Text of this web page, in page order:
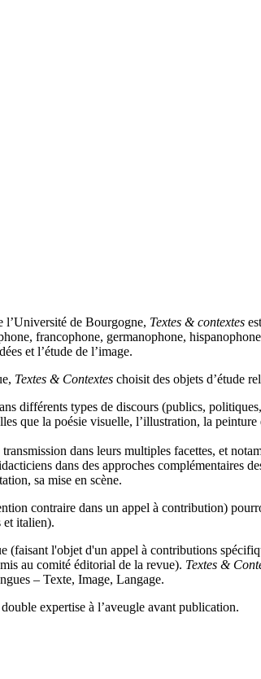
l’Université de Bourgogne, Textes & contextes
francophone, germanophone,
et l’étude de l’image.
Textes & Contextes choisit des objets d’étude
différents types de discours (publics,
que la poésie visuelle, l’illustration, la
dans leurs multiples facettes, et
dans des approches complémentaires
sa mise en scène.
contraire dans un appel à contribution)
et italien).
l'objet d'un appel à contributions
au comité éditorial de la revue). Textes &
– Texte, Image, Langage.
expertise à l’aveugle avant publication.